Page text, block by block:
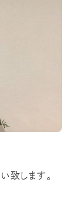
致します。